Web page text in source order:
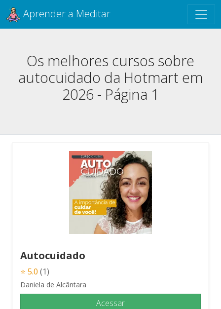
Aprender a Meditar
Os melhores cursos sobre
autocuidado da Hotmart em
2026 - Página 1
Autocuidado
⭐ 5.0 (1)
Daniela de Alcântara
Acessar